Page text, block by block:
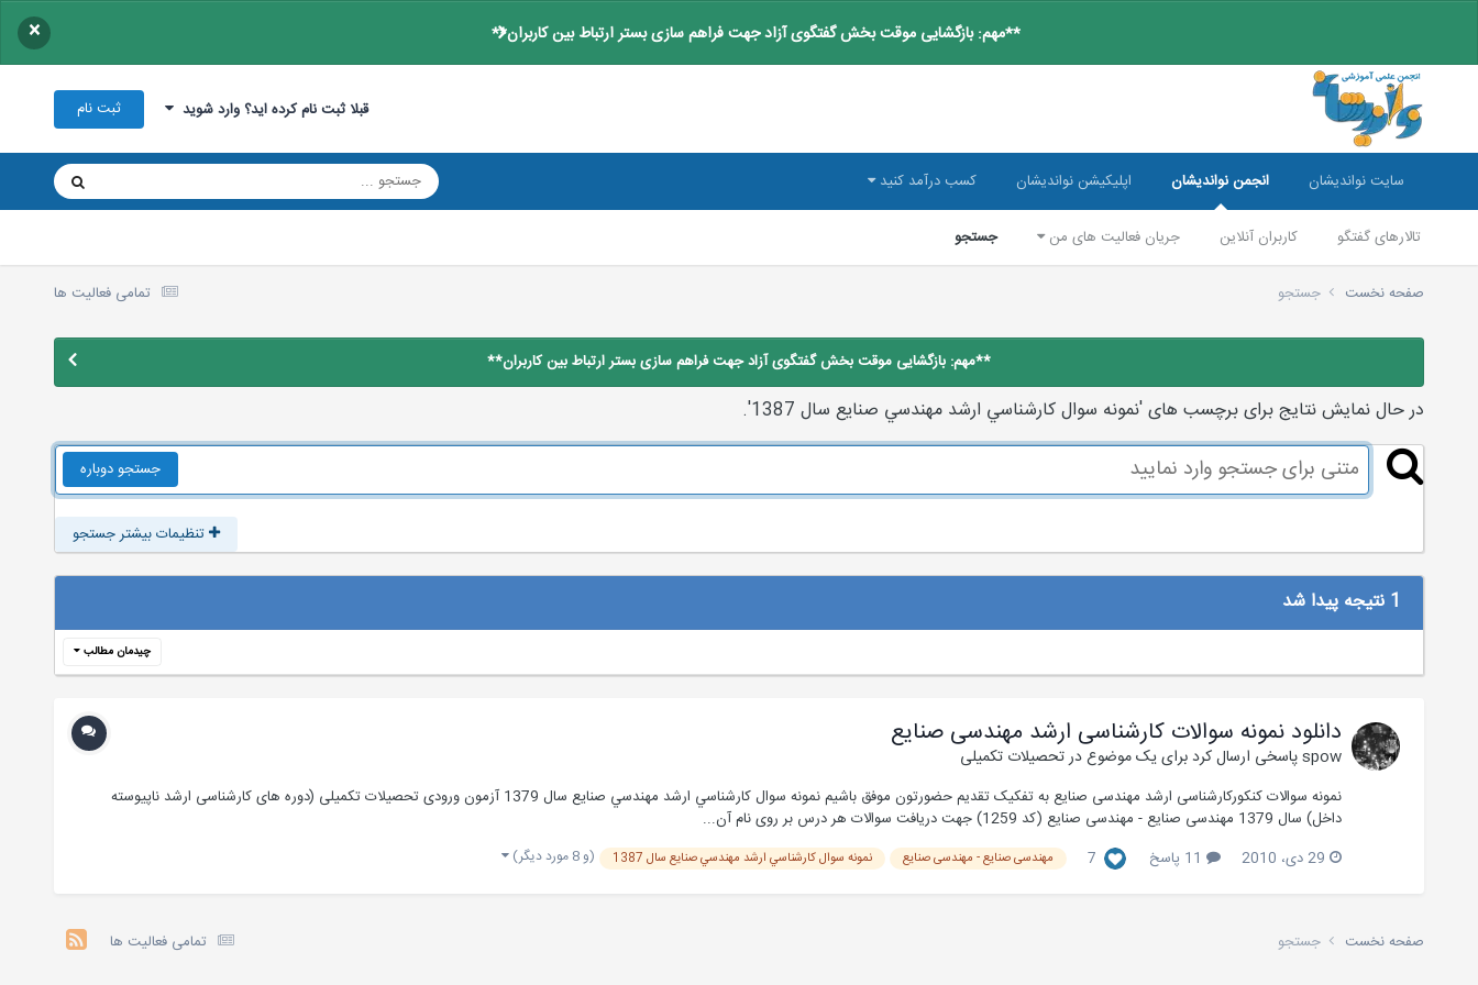
**مهم: بازگشایی موقت بخش گفتگوی آزاد جهت فراهم سازی بستر ارتباط بین کاربران** ×
قبلا ثبت نام کرده اید؟ وارد شوید ثبت نام
سایت نواندیشان انجمن نواندیشان
تالارهای گفتگو کاربران آنلاین جریان فعالیت های من جستجو
اپلیکیشن نواندیشان کسب درآمد کنید
تمامی فعالیت ها صفحه نخست جستجو
**مهم: بازگشایی موقت بخش گفتگوی آزاد جهت فراهم سازی بستر ارتباط بین کاربران**
در حال نمایش نتایج برای برچسب های 'نمونه سوال كارشناسي ارشد مهندسي صنايع سال 1387'.
جستجو دوباره
تنظیمات بیشتر جستجو
1 نتیجه پیدا شد
چیدمان مطالب
دانلود نمونه سوالات کارشناسی ارشد مهندسی صنایع
spowپاسخی ارسال کرد برای یک موضوع درتحصیلات تکمیلی
نمونه سوالات کنکورکارشناسی ارشد مهندسی صنایع به تفکیک تقدیم حضورتون موفق باشیم نمونه سوال كارشناسي ارشد مهندسي صنايع سال 1379 آزمون ورودی تحصیلات تکمیلی (دوره های کارشناسی ارشد ناپیوسته
داخل) سال 1379 مهندسی صنایع - مهندسی صنایع (کد 1259) جهت دریافت سوالات هر درس بر روی نام آن...
29 دی، 2010
11 پاسخ 7 مهندسی صنایع - مهندسی صنایع نمونه سوال كارشناسي ارشد مهندسي صنايع سال 1387 (و 8 مورد دیگر)
تمامی فعالیت ها صفحه نخست جستجو